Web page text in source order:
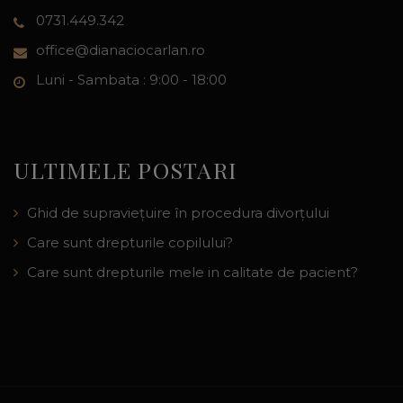
0731.449.342
office@dianaciocarlan.ro
Luni - Sambata : 9:00 - 18:00
ULTIMELE POSTARI
Ghid de supraviețuire în procedura divorțului
Care sunt drepturile copilului?
Care sunt drepturile mele in calitate de pacient?